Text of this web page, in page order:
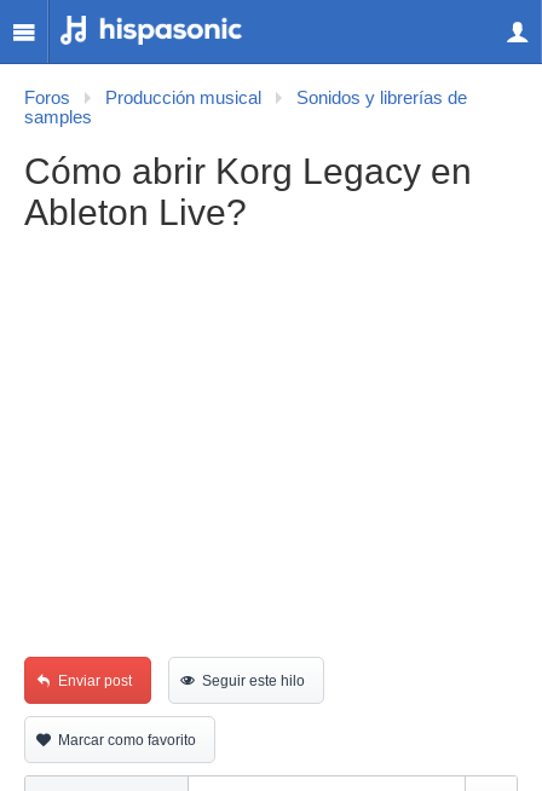
Foros Producción musical
Sonidos y librerías de
samples
Cómo abrir Korg Legacy en
Ableton Live?
Enviar post Seguir este hilo
Marcar como favorito